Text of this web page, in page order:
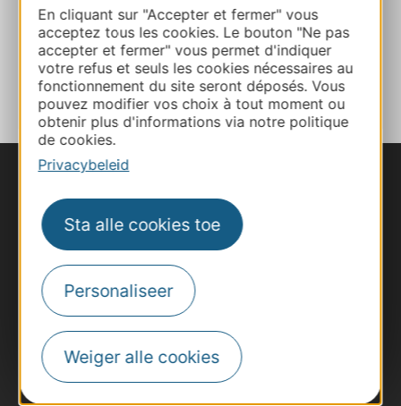
En cliquant sur "Accepter et fermer" vous
acceptez tous les cookies. Le bouton "Ne pas
accepter et fermer" vous permet d'indiquer
votre refus et seuls les cookies nécessaires au
fonctionnement du site seront déposés. Vous
pouvez modifier vos choix à tout moment ou
obtenir plus d'informations via notre politique
de cookies.
Privacybeleid
Sta alle cookies toe
Personaliseer
Weiger alle cookies
Website
TOEVOEGEN
AAN NOTITIEBOEKJE